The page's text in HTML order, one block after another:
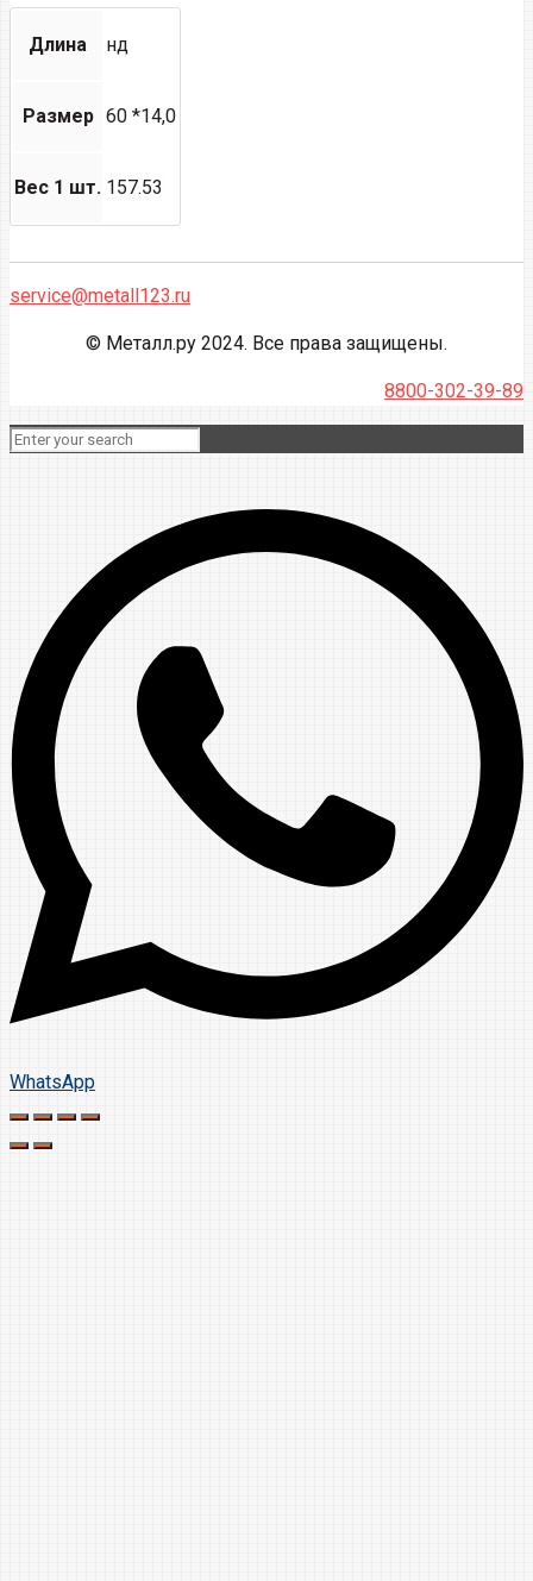
Длина нд
Размер 60 *14,0
Вес 1 шт. 157.53
service@metall123.ru
© Металл.ру 2024. Все права защищены.
8800-302-39-89
WhatsApp